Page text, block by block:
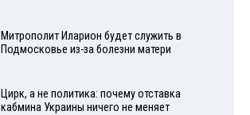
Митрополит Иларион будет служить в
Подмосковье из-за болезни матери
Цирк, а не политика: почему отставка
кабмина Украины ничего не меняет